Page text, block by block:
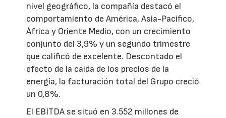
nivel geográfico, la compañía destacó el
comportamiento de América, Asia-Pacífico,
África y Oriente Medio, con un crecimiento
conjunto del 3,9% y un segundo trimestre
que calificó de excelente. Descontado el
efecto de la caída de los precios de la
energía, la facturación total del Grupo creció
un 0,8%.
El EBITDA se situó en 3.552 millones de